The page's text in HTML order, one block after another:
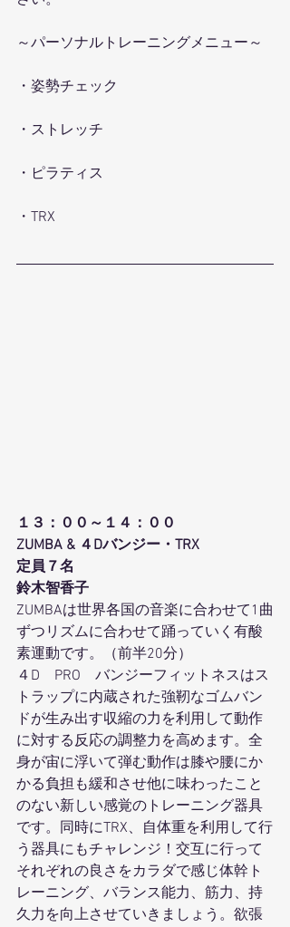
～パーソナルトレーニングメニュー～
・姿勢チェック
・ストレッチ
・ピラティス
・TRX
１３：００～１４：００
ZUMBA & ４Dバンジー・TRX
定員７名
鈴木智香子
ZUMBAは世界各国の音楽に合わせて1曲
ずつリズムに合わせて踊っていく有酸
素運動です。（前半20分）
４D　PRO　バンジーフィットネスはス
トラップに内蔵された強靭なゴムバン
ドが生み出す収縮の力を利用して動作
に対する反応の調整力を高めます。全
身が宙に浮いて弾む動作は膝や腰にか
かる負担も緩和させ他に味わったこと
のない新しい感覚のトレーニング器具
です。同時にTRX、自体重を利用して行
う器具にもチャレンジ！交互に行って
それぞれの良さをカラダで感じ体幹ト
レーニング、バランス能力、筋力、持
久力を向上させていきましょう。欲張